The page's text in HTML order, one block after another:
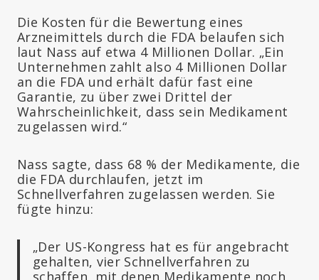
Die Kosten für die Bewertung eines
Arzneimittels durch die FDA belaufen sich
laut Nass auf etwa 4 Millionen Dollar. „Ein
Unternehmen zahlt also 4 Millionen Dollar
an die FDA und erhält dafür fast eine
Garantie, zu über zwei Drittel der
Wahrscheinlichkeit, dass sein Medikament
zugelassen wird.“
Nass sagte, dass 68 % der Medikamente, die
die FDA durchlaufen, jetzt im
Schnellverfahren zugelassen werden. Sie
fügte hinzu:
„Der US-Kongress hat es für angebracht
gehalten, vier Schnellverfahren zu
schaffen, mit denen Medikamente noch